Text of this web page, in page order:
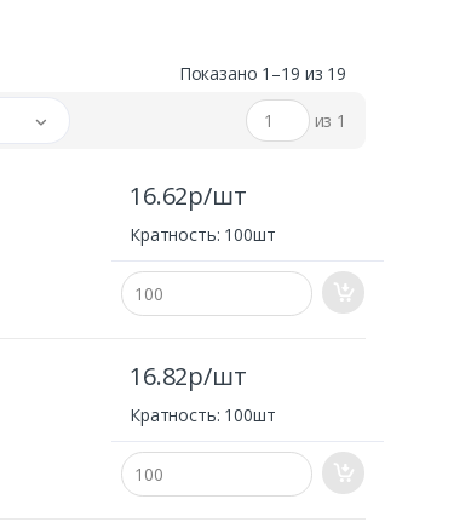
Показано 1–19 из 19
из 1
16.62р/шт
Кратность: 100шт
16.82р/шт
Кратность: 100шт